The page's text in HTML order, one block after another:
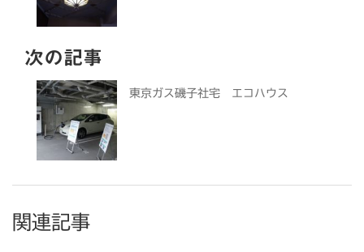
次の記事
東京ガス磯子社宅 エコハウス
関連記事